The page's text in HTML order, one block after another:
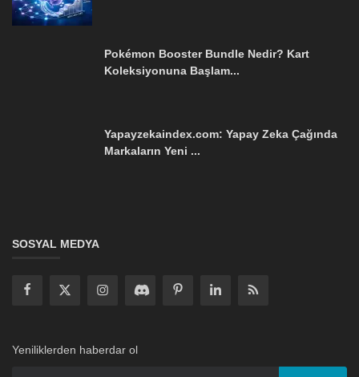
Pokémon Booster Bundle Nedir? Kart
Koleksiyonuna Başlam...
Yapayzekaindex.com: Yapay Zeka Çağında
Markaların Yeni ...
SOSYAL MEDYA
Yeniliklerden haberdar ol